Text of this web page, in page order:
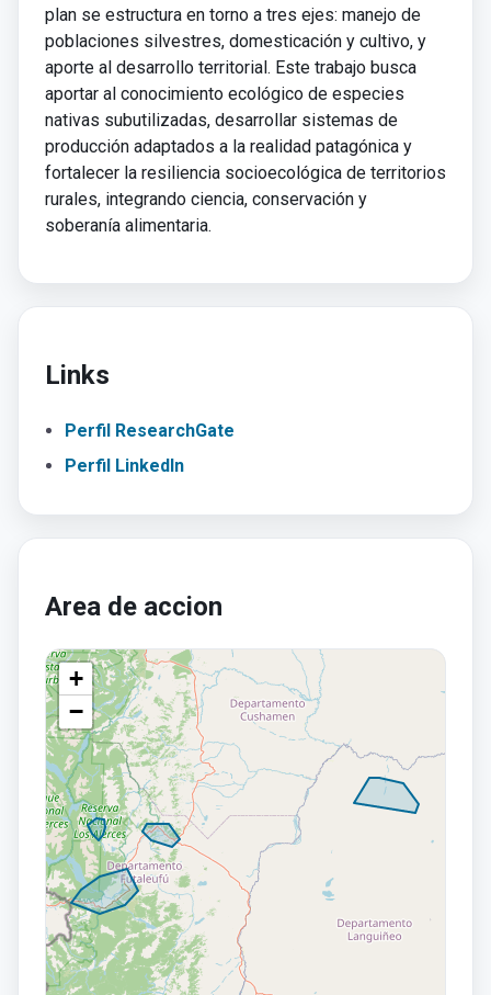
plan se estructura en torno a tres ejes: manejo de
poblaciones silvestres, domesticación y cultivo, y
aporte al desarrollo territorial. Este trabajo busca
aportar al conocimiento ecológico de especies
nativas subutilizadas, desarrollar sistemas de
producción adaptados a la realidad patagónica y
fortalecer la resiliencia socioecológica de territorios
rurales, integrando ciencia, conservación y
soberanía alimentaria.
Links
Perfil ResearchGate
Perfil LinkedIn
Area de accion
+
−